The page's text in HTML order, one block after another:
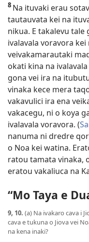
8 Na ituvaki erau
tautauvata kei na
nikua. E takalevu tale
ivalavala voravora
veivakamarautaki
okati kina na
gona vei ira na
vinaka kece mera
vakavulici ira ena
vakacegu, ni o koya
ivalavala voravora. (
nanuma ni dredre
o Noa kei watina.
ratou tamata vinaka,
eratou vakaliuca na
“Mo Taya e
9, 10. (a) Na ivakaro cava i
cava e tukuna o Jiova vei
na kena inaki?